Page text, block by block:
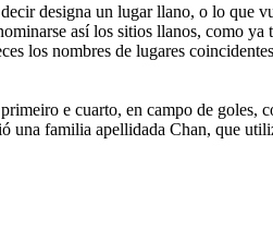
designa un lugar llano, o lo que
así los sitios llanos, como
los nombres de lugares
e cuarto, en campo de goles,
familia apellidada Chan, que